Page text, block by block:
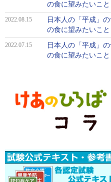
の食に望みたいこ
2022.08.15
日本人の「平成」
の食に望みたいこ
2022.07.15
日本人の「平成」
の食に望みたいこ